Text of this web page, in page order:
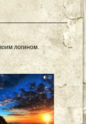
логином.